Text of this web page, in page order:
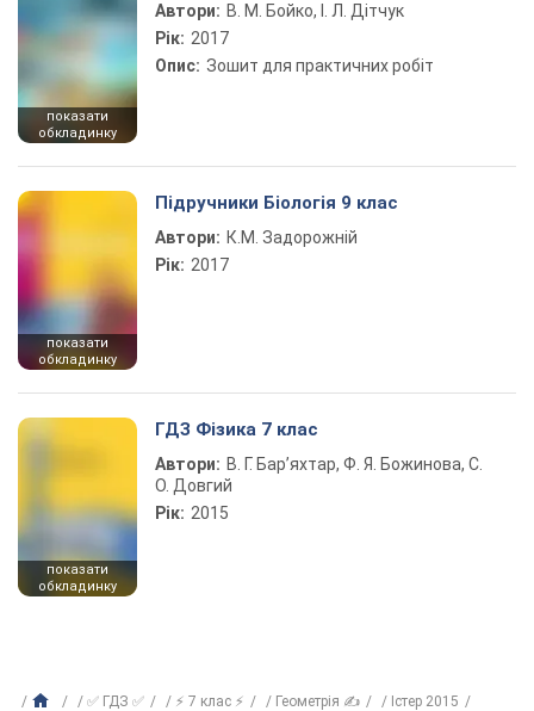
показати
обкладинку
Автори: В. М. Бойко, І. Л. Дітчук
Рік: 2017
Опис: Зошит для практичних робіт
показати
обкладинку
Підручники Біологія 9 клас
Автори: К.М. Задорожній
Рік: 2017
показати
обкладинку
ГДЗ Фізика 7 клас
Автори: В. Г. Бар’яхтар, Ф. Я. Божинова, С.
О. Довгий
Рік: 2015
✅ ГДЗ ✅ ⚡ 7 клас ⚡ Геометрія ✍
Істер 2015